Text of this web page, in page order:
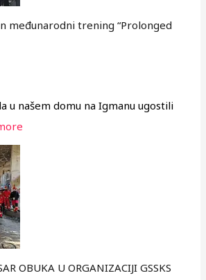
međunarodni trening “Prolonged
u našem domu na Igmanu ugostili
OBUKA U ORGANIZACIJI GSSKS